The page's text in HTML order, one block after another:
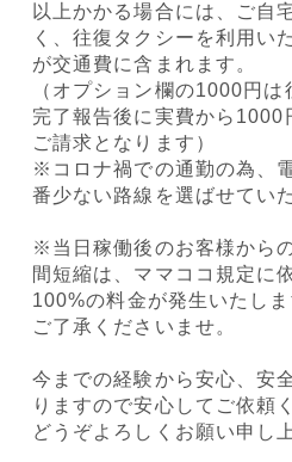
以上かかる場合には、ご自
く、往復タクシーを利用い
が交通費に含まれます。
（オプション欄の1000円は
完了報告後に実費から1000
ご請求となります）
※コロナ禍での通勤の為、
番少ない路線を選ばせてい
※当日稼働後のお客様から
間短縮は、ママココ規定に
100%の料金が発生いたし
ご了承くださいませ。
今までの経験から安心、安
りますので安心してご依頼
どうぞよろしくお願い申し